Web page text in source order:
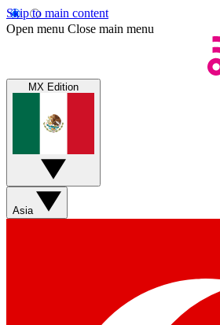
Skip to main content
Open menu Close main menu
MX Edition
Asia